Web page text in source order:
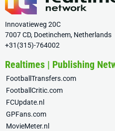
Innovatieweg 20C
7007 CD, Doetinchem, Netherlands
+31(315)-764002
Realtimes | Publishing
FootballTransfers.com
FootballCritic.com
FCUpdate.nl
GPFans.com
MovieMeter.nl